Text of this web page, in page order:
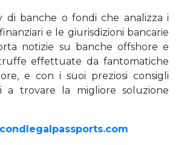
di banche o fondi che analizza i
e le giurisdizioni bancarie
notizie su banche offshore e
effettuate da fantomatiche
e con i suoi preziosi consigli
a trovare la migliore soluzione